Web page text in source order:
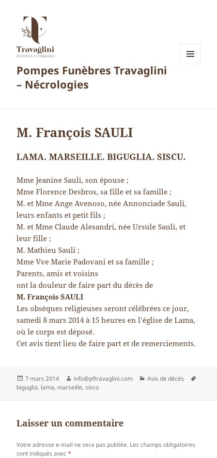
Pompes Funèbres Travaglini
– Nécrologies
M. François SAULI
LAMA. MARSEILLE. BIGUGLIA. SISCU.
Mme Jeanine Sauli, son épouse ;
Mme Florence Desbros, sa fille et sa famille ;
M. et Mme Ange Avenoso, née Annonciade Sauli,
leurs enfants et petit fils ;
M. et Mme Claude Alesandri, née Ursule Sauli, et
leur fille ;
M. Mathieu Sauli ;
Mme Vve Marie Padovani et sa famille ;
Parents, amis et voisins
ont la douleur de faire part du décès de
M. François SAULI
Les obsèques religieuses seront célébrées ce jour,
samedi 8 mars 2014 à 15 heures en l’église de Lama,
où le corps est déposé.
Cet avis tient lieu de faire part et de remerciements.
Publié
le
7 mars 2014 Auteur
info@pftravaglini.com Catégories
Avis de décés
biguglia, lama, marseille,sisco
Laisser un commentaire
Votre adresse e-mail ne sera pas publiée. Les champs obligatoires
sont indiqués avec*